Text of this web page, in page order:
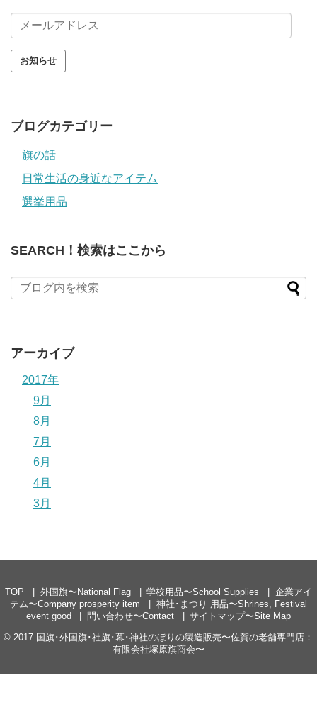
ー
ル
ア
ブログカテゴリー
旗の話
日常生活の身近なアイテム
選挙用品
SEARCH！検索はここから
アーカイブ
2017年
9月
8月
7月
6月
4月
3月
TOP 外国旗〜National Flag 学校用品〜School Supplies
企業アイ
テム〜Company prosperity item
神社･まつり 用品〜Shrines, Festival
event good
問い合わせ〜Contact
サイトマップ〜Site Map
© 2017 国旗･外国旗･社旗･幕･神社のぼりの製造販売〜佐賀の老舗専門店：
有限会社塚原旗商会〜